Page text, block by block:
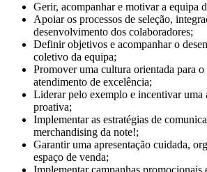
Gerir, acompanhar e motivar a equipa
Apoiar os processos de seleção,
desenvolvimento dos colaboradores;
Definir objetivos e acompanhar o
coletivo da equipa;
Promover uma cultura orientada para
atendimento de excelência;
Liderar pelo exemplo e incentivar uma
proativa;
Implementar as estratégias de
merchandising da note!;
Garantir uma apresentação cuidada,
espaço de venda;